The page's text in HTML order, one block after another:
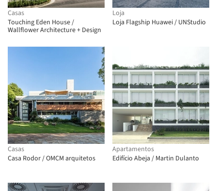
Casas
Touching Eden House /
Wallflower Architecture + Design
Loja
Loja Flagship Huawei / UNStudio
Casas
Casa Rodor / OMCM arquitetos
Apartamentos
Edifício Abeja / Martin Dulanto